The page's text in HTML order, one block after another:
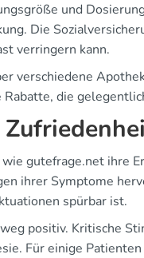
und
Die
verringern kann.
verschiedene
die
gutefrage.net ihre
ihrer Symptome
spürbar ist.
positiv. Kritische
Für einige